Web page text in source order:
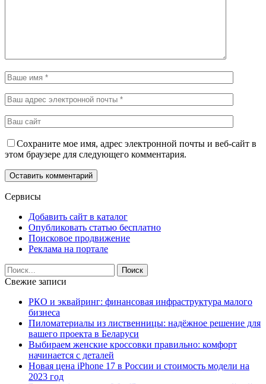
Сохраните мое имя, адрес электронной почты и веб-сайт в
этом браузере для следующего комментария.
Сервисы
Добавить сайт в каталог
Опубликовать статью бесплатно
Поисковое продвижение
Реклама на портале
Свежие записи
РКО и эквайринг: финансовая инфраструктура малого
бизнеса
Пиломатериалы из лиственницы: надёжное решение для
вашего проекта в Беларуси
Выбираем женские кроссовки правильно: комфорт
начинается с деталей
Новая цена iPhone 17 в России и стоимость модели на
2023 год